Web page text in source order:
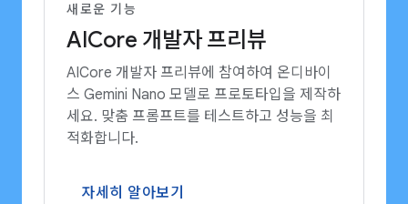
새로운 기능
AICore 개발자 프리뷰
AICore 개발자 프리뷰에 참여하여 온디바이
스 Gemini Nano 모델로 프로토타입을 제작하
세요. 맞춤 프롬프트를 테스트하고 성능을 최
적화합니다.
자세히 알아보기